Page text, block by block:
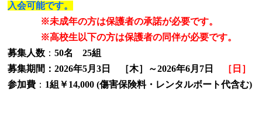
入会可能です。
※未成年の方は保護者の承諾が必要です。
※高校生以下の方は保護者の同伴が必要です。
募集人数 ：50名 25組
募集期間：2026年5月3日 ［木］～2026年6月7日
［日］
参加費 ： 1組￥14,000 (傷害保険料・レンタルボート代含む)